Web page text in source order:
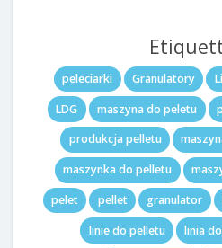
peleciarki Granulatory
LDG
maszyna do peletu
produkcja pelletu
maszynka do pelletu
pelet
pellet granulator
linie do pelletu
linia